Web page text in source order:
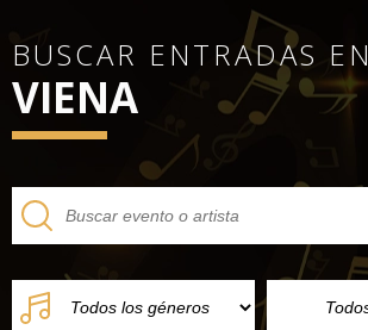
BUSCAR ENTRADAS EN
VIENA